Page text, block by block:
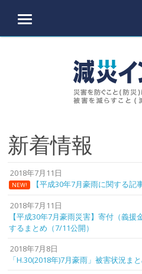
MENU
新着情報
2018年7月11日
NEW! 【平成30年7月豪雨に関する記
2018年7月11日
【平成30年7月豪雨災害】寄付（義
するまとめ（7/11公開）
2018年7月8日
「H.30(2018年)7月豪雨」被害状況ま